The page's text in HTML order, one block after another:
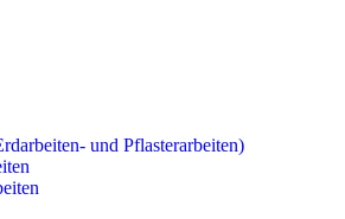
und Pflasterarbeiten)